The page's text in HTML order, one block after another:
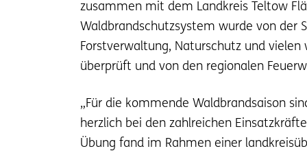
zusammen mit dem Landkreis Teltow
Waldbrandschutzsystem wurde von der
Forstverwaltung, Naturschutz und
überprüft und von den regionalen
„Für die kommende Waldbrandsaison
herzlich bei den zahlreichen
Übung fand im Rahmen einer